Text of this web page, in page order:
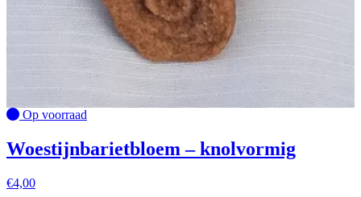
Op voorraad
Woestijnbarietbloem – knolvormig
€4,00